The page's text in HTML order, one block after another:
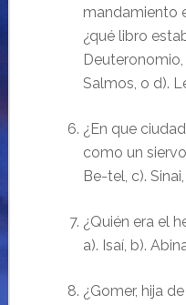
mandamiento
¿qué libro
Deuteronomio,
Salmos, o d).
¿En que
como un
Be-tel, c).
¿Quién era el
a). Isaí, b).
¿Gomer, hija